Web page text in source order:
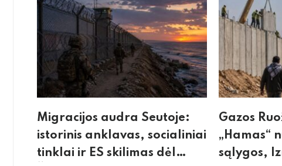
Migracijos audra Seutoje:
istorinis anklavas, socialiniai
tinklai ir ES skilimas dėl
Gazos
„Hamas“
sąlygos,